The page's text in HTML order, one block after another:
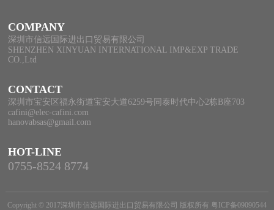
COMPANY
深圳市信远国际进出口贸易有限公司
SHENZHEN XINYUAN INTERNATIONAL IMP&EXP TRADE
CO.,Ltd
CONTACT
深圳市宝安区福永街道宝安大道6259号同泰时代中心2栋B座703
cafini@elec-cafini.com
hanovabsas@gmail.com
HOT-LINE
0755-8524 8774
Copyright © 2017深圳市信远国际进出口贸易有限公司 版权所有 粤ICP备09090544